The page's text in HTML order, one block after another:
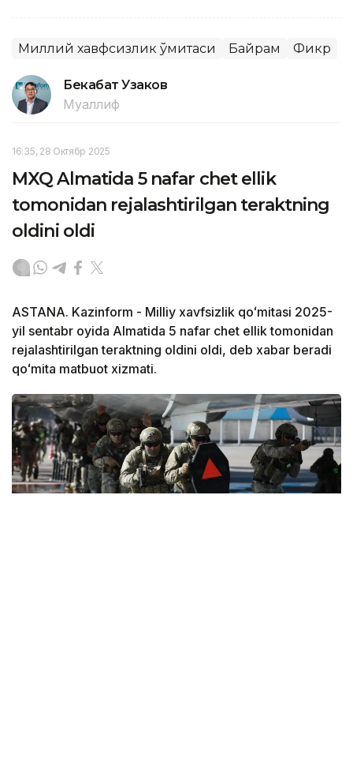
Миллий хавфсизлик қўмитаси Байрам Фикр
Бекабат Узаков
Муаллиф
16:35, 28 Октябр 2025
MXQ Almatida 5 nafar chet ellik
tomonidan rejalashtirilgan teraktning
oldini oldi
ASTANA. Kazinform - Milliy xavfsizlik qoʻmitasi 2025-
yil sentabr oyida Almatida 5 nafar chet ellik tomonidan
rejalashtirilgan teraktning oldini oldi, deb xabar beradi
qoʻmita matbuot xizmati.